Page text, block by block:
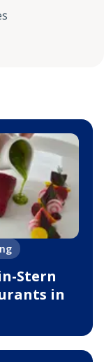
Stern
in